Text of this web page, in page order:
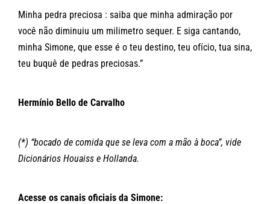
Minha pedra preciosa : saiba que minha admiração por
você não diminuiu um milimetro sequer. E siga cantando,
minha Simone, que esse é o teu destino, teu ofício, tua sina,
teu buquê de pedras preciosas.”
Hermínio Bello de Carvalho
(*) “bocado de comida que se leva com a mão à boca”, vide
Dicionários Houaiss e Hollanda.
Acesse os canais oficiais da Simone: